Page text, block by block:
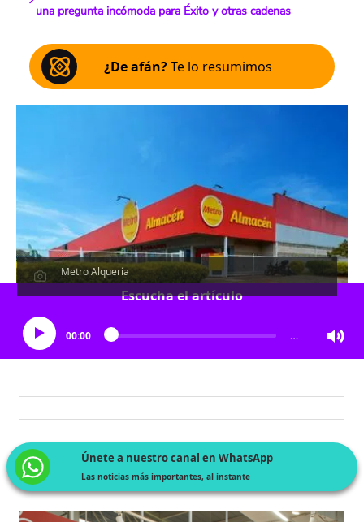
una pregunta incómoda para Éxito y otras cadenas
¿De afán?Te lo resumimos
Metro Alquería
Escucha el artículo
00:00 …
Únete a nuestro canal en WhatsApp
Las noticias más importantes, al instante